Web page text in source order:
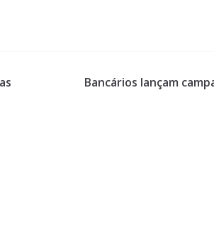
Bancários lançam